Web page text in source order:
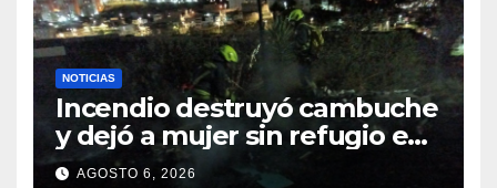
NOTICIAS
Incendio destruyó cambuche
y dejó a mujer sin refugio en
Pasto
AGOSTO 6, 2026